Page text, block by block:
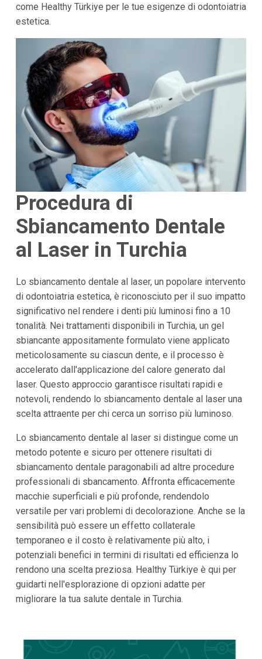
come Healthy Türkiye per le tue esigenze di odontoiatria
estetica.
Procedura di
Sbiancamento Dentale
al Laser in Turchia
Lo sbiancamento dentale al laser, un popolare intervento
di odontoiatria estetica, è riconosciuto per il suo impatto
significativo nel rendere i denti più luminosi fino a 10
tonalità. Nei trattamenti disponibili in Turchia, un gel
sbiancante appositamente formulato viene applicato
meticolosamente su ciascun dente, e il processo è
accelerato dall'applicazione del calore generato dal
laser. Questo approccio garantisce risultati rapidi e
notevoli, rendendo lo sbiancamento dentale al laser una
scelta attraente per chi cerca un sorriso più luminoso.
Lo sbiancamento dentale al laser si distingue come un
metodo potente e sicuro per ottenere risultati di
sbiancamento dentale paragonabili ad altre procedure
professionali di sbancamento. Affronta efficacemente
macchie superficiali e più profonde, rendendolo
versatile per vari problemi di decolorazione. Anche se la
sensibilità può essere un effetto collaterale
temporaneo e il costo è relativamente più alto, i
potenziali benefici in termini di risultati ed efficienza lo
rendono una scelta preziosa. Healthy Türkiye è qui per
guidarti nell'esplorazione di opzioni adatte per
migliorare la tua salute dentale in Turchia.